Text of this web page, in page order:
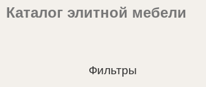
Каталог элитной мебели
Фильтры